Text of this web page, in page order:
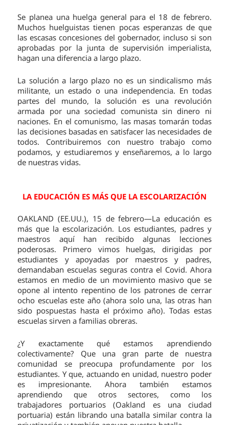
Se planea una huelga general para el 18 de febrero.
Muchos huelguistas tienen pocas esperanzas de que
las escasas concesiones del gobernador, incluso si son
aprobadas por la junta de supervisión imperialista,
hagan una diferencia a largo plazo.
La solución a largo plazo no es un sindicalismo más
militante, un estado o una independencia. En todas
partes del mundo, la solución es una revolución
armada por una sociedad comunista sin dinero ni
naciones. En el comunismo, las masas tomarán todas
las decisiones basadas en satisfacer las necesidades de
todos. Contribuiremos con nuestro trabajo como
podamos, y estudiaremos y enseñaremos, a lo largo
de nuestras vidas.
LA EDUCACIÓN ES MÁS QUE LA ESCOLARIZACIÓN
OAKLAND (EE.UU.), 15 de febrero—La educación es
más que la escolarización. Los estudiantes, padres y
maestros aquí han recibido algunas lecciones
poderosas. Primero vimos huelgas, dirigidas por
estudiantes y apoyadas por maestros y padres,
demandaban escuelas seguras contra el Covid. Ahora
estamos en medio de un movimiento masivo que se
opone al intento repentino de los patrones de cerrar
ocho escuelas este año (ahora solo una, las otras han
sido pospuestas hasta el próximo año). Todas estas
escuelas sirven a familias obreras.
¿Y exactamente qué estamos aprendiendo
colectivamente? Que una gran parte de nuestra
comunidad se preocupa profundamente por los
estudiantes. Y que, actuando en unidad, nuestro poder
es impresionante. Ahora también estamos
aprendiendo que otros sectores, como los
trabajadores portuarios (Oakland es una ciudad
portuaria) están librando una batalla similar contra la